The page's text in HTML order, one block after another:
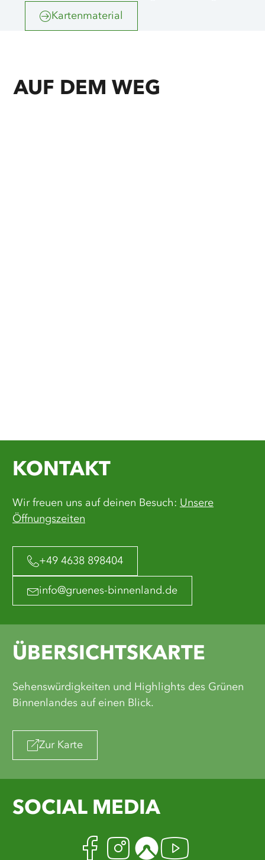
Kartenmaterial
AUF DEM WEG
KONTAKT
Wir freuen uns auf deinen Besuch: Unsere
Öffnungszeiten
+49 4638 898404
info@gruenes-binnenland.de
ÜBERSICHTSKARTE
Sehenswürdigkeiten und Highlights des Grünen
Binnenlandes auf einen Blick.
Zur Karte
SOCIAL MEDIA
Facebook
Instagram
Komoot